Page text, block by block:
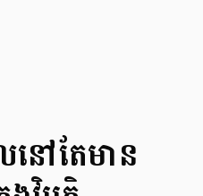
ៅតែមាន